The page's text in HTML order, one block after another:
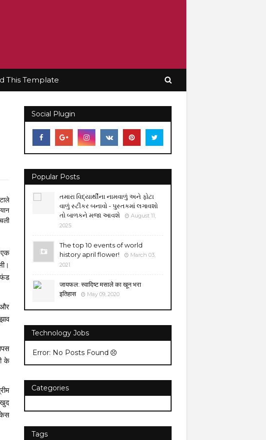
This Template
एक
फंड
और
के
खुद
केस
Social Plugin
Popular Posts
તમારા વિદ્યાર્થીના નામવાળું અને ફોટા
વાળું સ્ટીકર બનાવો - પુસ્તકમાં લગાવશો
તો બાળકને મજા આવશે
August 11,
2025
The top 10 events of world
history april flower!
March 03,
2021
जायफल: स्वादिष्ट मसाले का खून भरा
इतिहास
May 09, 2020
Technology Jobs
Error: No Posts Found
Categories
Tags